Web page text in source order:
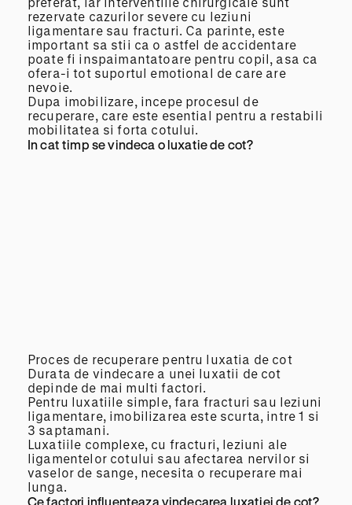
rezervate cazurilor severe cu leziuni
ligamentare sau fracturi. Ca parinte, este
important sa stii ca o astfel de accidentare
poate fi inspaimantatoare pentru copil, asa ca
ofera-i tot suportul emotional de care are
nevoie.
Dupa imobilizare, incepe procesul de
recuperare, care este esential pentru a restabili
mobilitatea si forta cotului.
In cat timp se vindeca o luxatie de cot?
Proces de recuperare pentru luxatia de cot
Durata de vindecare a unei luxatii de cot
depinde de mai multi factori.
Pentru luxatiile simple, fara fracturi sau leziuni
ligamentare, imobilizarea este scurta, intre 1 si
3 saptamani.
Luxatiile complexe, cu fracturi, leziuni ale
ligamentelor cotului sau afectarea nervilor si
vaselor de sange, necesita o recuperare mai
lunga.
Ce factori influenteaza vindecarea luxatiei de cot?